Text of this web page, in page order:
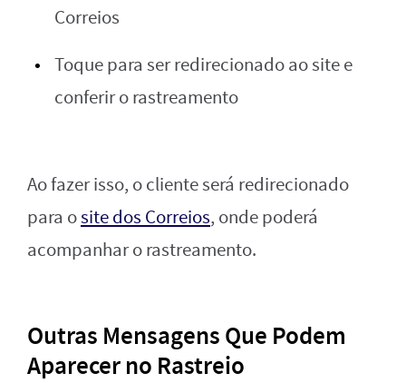
Correios
Toque para ser redirecionado ao site e
conferir o rastreamento
Ao fazer isso, o cliente será redirecionado
para osite dos Correios, onde poderá
acompanhar o rastreamento.
Outras Mensagens Que Podem
Aparecer no Rastreio